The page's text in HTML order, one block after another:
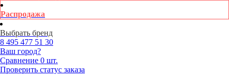
Распродажа
Выбрать бренд
8 495 477 51 30
Ваш город?
Сравнение 0 шт.
Проверить статус заказа